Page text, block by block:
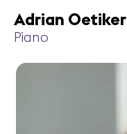
Adrian Oetiker
Piano